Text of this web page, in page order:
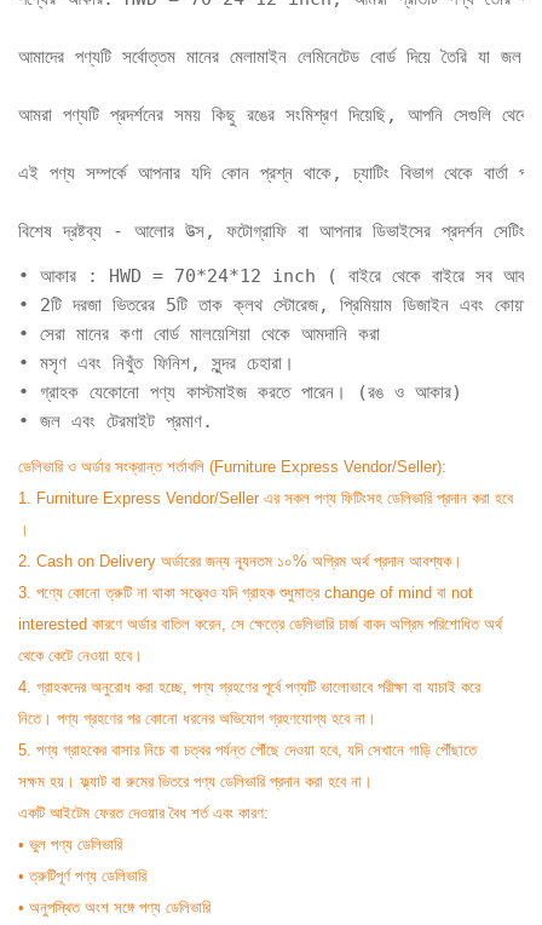
আমাদের পণ্যটি সর্বোত্তম মানের মেলামাইন লেমিনেটেড বোর্ড দিয়ে তৈরি
আমরা পণ্যটি প্রদর্শনের সময় কিছু রঙের সংমিশ্রণ দিয়েছি, আপনি সেগুলি
এই পণ্য সম্পর্কে আপনার যদি কোন প্রশ্ন থাকে, চ্যাটিং বিভাগ থেকে বার্তা
বিশেষ দ্রষ্টব্য - আলোর উত্স, ফটোগ্রাফি বা আপনার ডিভাইসের প্রদর্শন
• আকার : HWD = 70*24*12 inch ( বাইরে থেকে বাইরে সব
• 2টি দরজা ভিতরের 5টি তাক ক্লথ স্টোরেজ, প্রিমিয়াম ডিজাইন এবং
• সেরা মানের কণা বোর্ড মালয়েশিয়া থেকে আমদানি করা
• মসৃণ এবং নিখুঁত ফিনিশ, সুন্দর চেহারা।
• গ্রাহক যেকোনো পণ্য কাস্টমাইজ করতে পারেন। (রঙ ও আকার)
• জল এবং টেরমাইট প্রমাণ.
ডেলিভারি ও অর্ডার সংক্রান্ত শর্তাবলি (Furniture Express Vendor/Seller):
1. Furniture Express Vendor/Seller এর সকল পণ্য ফিটিংসহ ডেলিভারি প্রদান করা হবে
।
2. Cash on Delivery অর্ডারের জন্য ন্যূনতম ১০% অগ্রিম অর্থ প্রদান আবশ্যক।
3. পণ্যে কোনো ত্রুটি না থাকা সত্ত্বেও যদি গ্রাহক শুধুমাত্র change of mind বা not
interested কারণে অর্ডার বাতিল করেন, সে ক্ষেত্রে ডেলিভারি চার্জ বাবদ অগ্রিম পরিশোধিত অর্থ
থেকে কেটে নেওয়া হবে।
4. গ্রাহকদের অনুরোধ করা হচ্ছে, পণ্য গ্রহণের পূর্বে পণ্যটি ভালোভাবে পরীক্ষা বা যাচাই করে
নিতে। পণ্য গ্রহণের পর কোনো ধরনের অভিযোগ গ্রহণযোগ্য হবে না।
5. পণ্য গ্রাহকের বাসার নিচে বা চত্বর পর্যন্ত পৌঁছে দেওয়া হবে, যদি সেখানে গাড়ি পৌঁছাতে
সক্ষম হয়। ফ্ল্যাট বা রুমের ভিতরে পণ্য ডেলিভারি প্রদান করা হবে না।
একটি আইটেম ফেরত দেওয়ার বৈধ শর্ত এবং কারণ:
• ভুল পণ্য ডেলিভারি
• ত্রুটিপূর্ণ পণ্য ডেলিভারি
• অনুপস্থিত অংশ সঙ্গে পণ্য ডেলিভারি